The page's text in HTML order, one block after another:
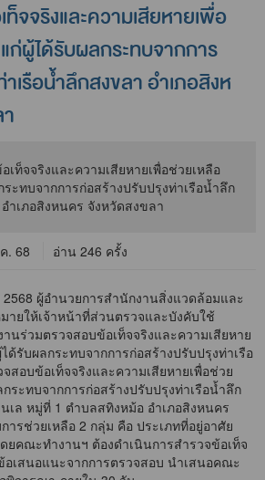
จจริงและความเสียหายเพื่อ
ก่ผู้ได้รับผลกระทบจากการ
เรือน้ำลึกสงขลา อำเภอสิงห
. 68 อ่าน 246 ครั้ง
ผู้อำนวยการสำนักงานสิ่งแวดล้อมและ
ยให้เจ้าหน้าที่ส่วนตรวจและบังคับใช้
นร่วมตรวจสอบข้อเท็จจริงและความเสียหาย
ด้รับผลกระทบจากการก่อสร้างปรับปรุงท่าเรือ
สอบข้อเท็จจริงและความเสียหายเพื่อช่วย
กระทบจากการก่อสร้างปรับปรุงท่าเรือน้ำลึก
ล หมู่ที่ 1 ตำบลสทิงหม้อ อำเภอสิงหนคร
ารช่วยเหลือ 2 กลุ่ม คือ ประเภทที่อยู่อาศัย
ยคณะทำงานฯ ต้องดำเนินการสำรวจข้อเท็จ
อเสนอแนะจากการตรวจสอบ นำเสนอคณะ